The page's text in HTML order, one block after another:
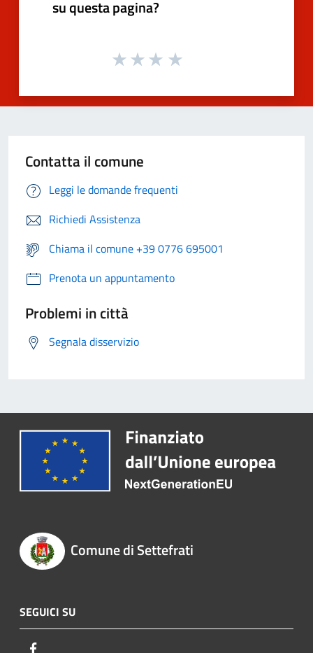
su questa pagina?
Contatta il comune
Leggi le domande frequenti
Richiedi Assistenza
Chiama il comune +39 0776 695001
Prenota un appuntamento
Problemi in città
Segnala disservizio
Comune di Settefrati
SEGUICI SU